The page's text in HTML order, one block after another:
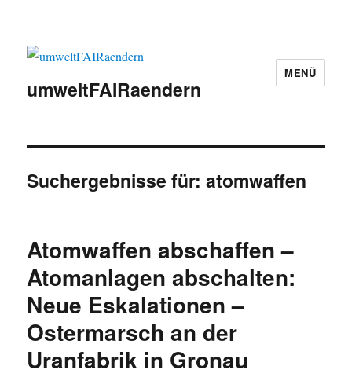
umweltFAIRaendern
MENÜ
Suchergebnisse für:atomwaffen
Atomwaffen abschaffen –
Atomanlagen abschalten:
Neue Eskalationen –
Ostermarsch an der
Uranfabrik in Gronau